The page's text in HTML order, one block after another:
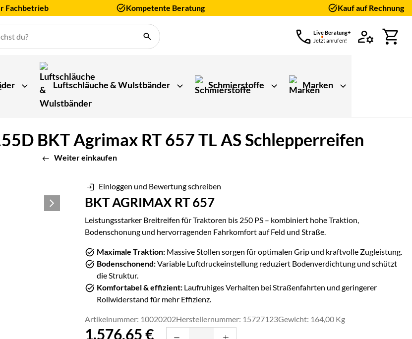
Fachbetrieb Kompetente Beratung Kauf auf Rechnung
Live Beratung+
Jetzt anrufen!
Luftschläuche & Wulstbänder Schmierstoffe Marken
BKT Agrimax RT 657 TL AS Schlepperreifen
Weiter einkaufen
Einloggen und Bewertung schreiben
BKT AGRIMAX RT 657
Leistungsstarker Breitreifen für Traktoren bis 250 PS – kombiniert hohe Traktion,
Bodenschonung und hervorragenden Fahrkomfort auf Feld und Straße.
Maximale Traktion: Massive Stollen sorgen für optimalen Grip und kraftvolle Zugleistung.
Bodenschonend:Variable Luftdruckeinstellung reduziert Bodenverdichtung und schützt
die Struktur.
Komfortabel & effizient: Laufruhiges Verhalten bei Straßenfahrten und geringerer
Rollwiderstand für mehr Effizienz.
Artikelnummer: 10020202Herstellernummer: 15727123Gewicht: 164,00 Kg
1.576,65€